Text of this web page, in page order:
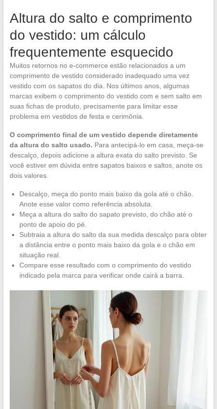
Altura do salto e comprimento
do vestido: um cálculo
frequentemente esquecido
Muitos retornos no e-commerce estão relacionados a um
comprimento de vestido considerado inadequado uma vez
vestido com os sapatos do dia. Nos últimos anos, algumas
marcas exibem o comprimento do vestido com e sem salto em
suas fichas de produto, precisamente para limitar esse
problema em vestidos de festa e cerimônia.
O comprimento final de um vestido depende diretamente
da altura do salto usado. Para antecipá-lo em casa, meça-se
descalço, depois adicione a altura exata do salto previsto. Se
você estiver em dúvida entre sapatos baixos e saltos, anote os
dois valores.
Descalço, meça do ponto mais baixo da gola até o chão.
Anote esse valor como referência absoluta.
Meça a altura do salto do sapato previsto, do chão até o
ponto de apoio do pé.
Subtraia a altura do salto da sua medida descalço para obter
a distância entre o ponto mais baixo da gola e o chão em
situação real.
Compare esse resultado com o comprimento do vestido
indicado pela marca para verificar onde cairá a barra.